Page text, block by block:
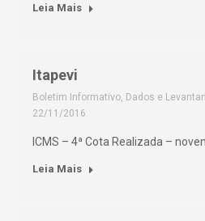
Leia Mais
Itapevi
Boletim Informativo, Dados e
22/11/2016
ICMS – 4ª Cota Realizada –
Leia Mais